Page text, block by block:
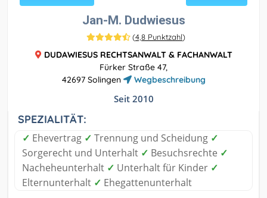
Jan-M. Dudwiesus
(4,8 Punktzahl)
DUDAWIESUS RECHTSANWALT & FACHANWALT
Fürker Straße 47,
42697 Solingen
Wegbeschreibung
Seit 2010
SPEZIALITÄT:
✓ Ehevertrag ✓ Trennung und Scheidung ✓
Sorgerecht und Unterhalt ✓ Besuchsrechte ✓
Nacheheunterhalt ✓ Unterhalt für Kinder ✓
Elternunterhalt ✓ Ehegattenunterhalt